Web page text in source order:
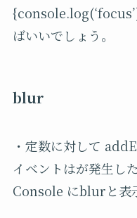
ばいいでしょう。
blur
・定数に対して
イベントはが発生し
Console にblurと表